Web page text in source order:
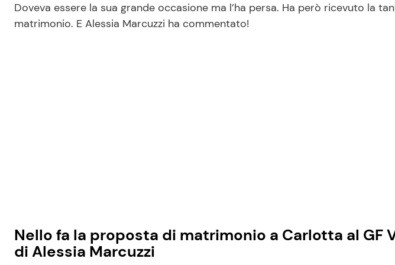
Doveva essere la sua grande occasione ma l’ha persa. Ha però ricevuto la
matrimonio. E Alessia Marcuzzi ha commentato!
Nello fa la proposta di matrimonio a Carlotta al GF
di Alessia Marcuzzi